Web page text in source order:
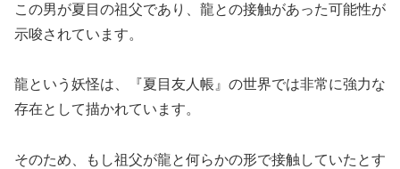
この男が夏目の祖父であり、龍との接触があった可能性が
示唆されています。
龍という妖怪は、『夏目友人帳』の世界では非常に強力な
存在として描かれています。
そのため、もし祖父が龍と何らかの形で接触していたとす